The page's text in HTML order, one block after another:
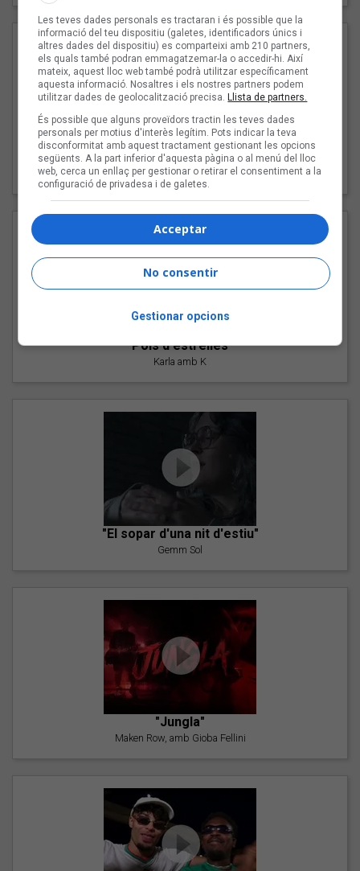
"Les cabres"
94 Rules amb Compte
"Pols d'estrelles"
Karla amb K
"El sopar d'una nit d'estiu"
Gemm Sol
"Jungla"
Maken Row, amb Gioba Fellini
Les teves dades personals es tractaran i és possible que la
informació del teu dispositiu (galetes, identificadors únics i
altres dades del dispositiu) es comparteixi amb 210 partners,
els quals també podran emmagatzemar-la o accedir-hi. Així
mateix, aquest lloc web també podrà utilitzar específicament
aquesta informació. Nosaltres i els nostres partners podem
utilitzar dades de geolocalització precisa.Llista de partners.
És possible que alguns proveïdors tractin les teves dades
personals per motius d'interès legítim. Pots indicar la teva
disconformitat amb aquest tractament gestionant les opcions
següents. A la part inferior d'aquesta pàgina o al menú del lloc
web, cerca un enllaç per gestionar o retirar el consentiment a la
configuració de privadesa i de galetes.
Acceptar
No consentir
Gestionar opcions